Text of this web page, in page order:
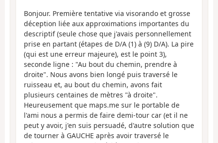
Bonjour. Première tentative via visorando et grosse
déception liée aux approximations importantes du
descriptif (seule chose que j'avais personnellement
prise en partant (étapes de D/A (1) à (9) D/A). La pire
(qui est une erreur majeure), est le point 3),
seconde ligne : "Au bout du chemin, prendre à
droite". Nous avons bien longé puis traversé le
ruisseau et, au bout du chemin, avons fait
plusieurs centaines de mètres "à droite".
Heureusement que maps.me sur le portable de
l'ami nous a permis de faire demi-tour car (et il ne
peut y avoir, j'en suis persuadé, d'autre solution que
de tourner à GAUCHE après avoir traversé le